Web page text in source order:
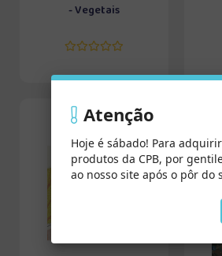
- Vegetais
Atenção
Hoje é sábado! Para
produtos da CPB, por
ao nosso site após o pôr do